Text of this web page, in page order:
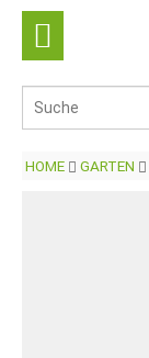
HOME GARTEN